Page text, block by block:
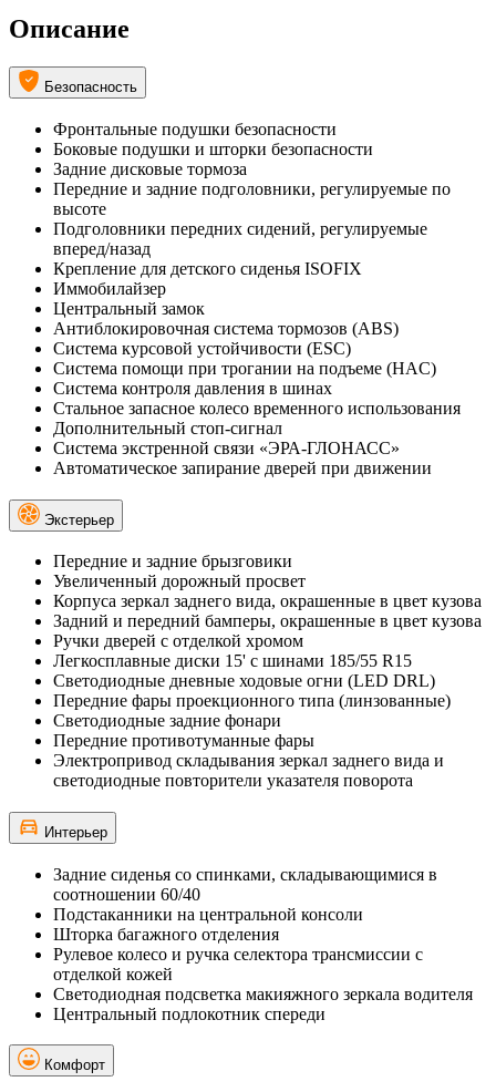
Описание
Безопасность
Фронтальные подушки безопасности
Боковые подушки и шторки безопасности
Задние дисковые тормоза
Передние и задние подголовники, регулируемые по
высоте
Подголовники передних сидений, регулируемые
вперед/назад
Крепление для детского сиденья ISOFIX
Иммобилайзер
Центральный замок
Антиблокировочная система тормозов (ABS)
Система курсовой устойчивости (ESC)
Система помощи при трогании на подъеме (HAC)
Система контроля давления в шинах
Стальное запасное колесо временного использования
Дополнительный стоп-сигнал
Система экстренной связи «ЭРА-ГЛОНАСС»
Автоматическое запирание дверей при движении
Экстерьер
Передние и задние брызговики
Увеличенный дорожный просвет
Корпуса зеркал заднего вида, окрашенные в цвет кузова
Задний и передний бамперы, окрашенные в цвет кузова
Ручки дверей с отделкой хромом
Легкосплавные диски 15' с шинами 185/55 R15
Светодиодные дневные ходовые огни (LED DRL)
Передние фары проекционного типа (линзованные)
Светодиодные задние фонари
Передние противотуманные фары
Электропривод складывания зеркал заднего вида и
светодиодные повторители указателя поворота
Интерьер
Задние сиденья со спинками, складывающимися в
соотношении 60/40
Подстаканники на центральной консоли
Шторка багажного отделения
Рулевое колесо и ручка селектора трансмиссии с
отделкой кожей
Светодиодная подсветка макияжного зеркала водителя
Центральный подлокотник спереди
Комфорт